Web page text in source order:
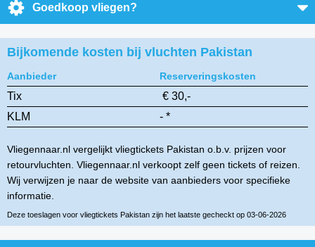
Goedkoop vliegen?
Bijkomende kosten bij vluchten Pakistan
Aanbieder Reserveringskosten
Tix
€ 30,-
KLM
- *
Vliegennaar.nl vergelijkt vliegtickets Pakistan o.b.v. prijzen voor
retourvluchten. Vliegennaar.nl verkoopt zelf geen tickets of reizen.
Wij verwijzen je naar de website van aanbieders voor specifieke
informatie.
Deze toeslagen voor vliegtickets Pakistan zijn het laatste gecheckt op 03-06-2026